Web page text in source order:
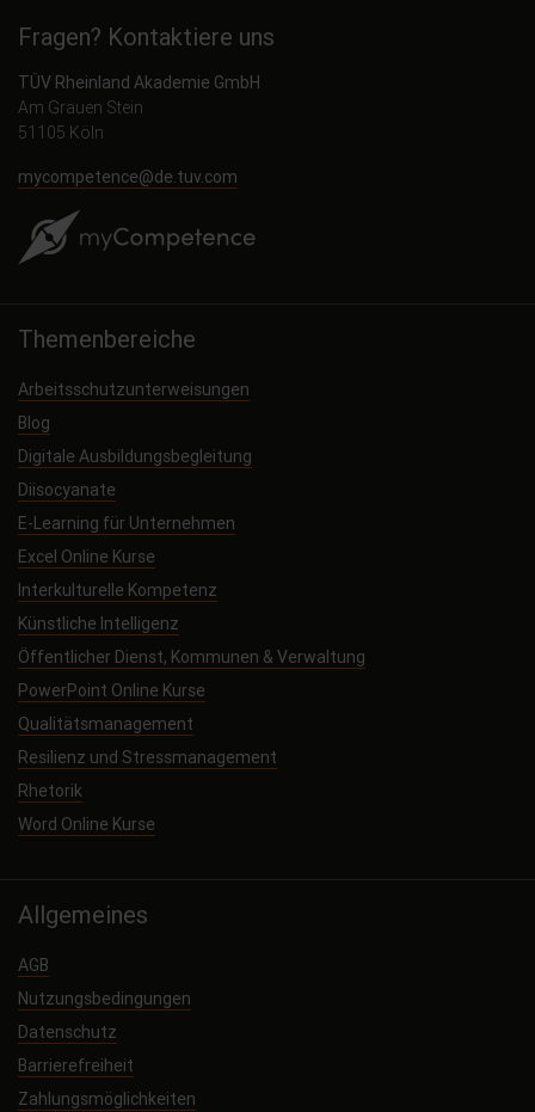
Fragen? Kontaktiere uns
TÜV Rheinland Akademie GmbH
Am Grauen Stein
51105 Köln
mycompetence@de.tuv.com
Themenbereiche
Arbeitsschutzunterweisungen
Blog
Digitale Ausbildungsbegleitung
Diisocyanate
E-Learning für Unternehmen
Excel Online Kurse
Interkulturelle Kompetenz
Künstliche Intelligenz
Öffentlicher Dienst, Kommunen & Verwaltung
PowerPoint Online Kurse
Qualitätsmanagement
Resilienz und Stressmanagement
Rhetorik
Word Online Kurse
Allgemeines
AGB
Nutzungsbedingungen
Datenschutz
Barrierefreiheit
Zahlungsmöglichkeiten